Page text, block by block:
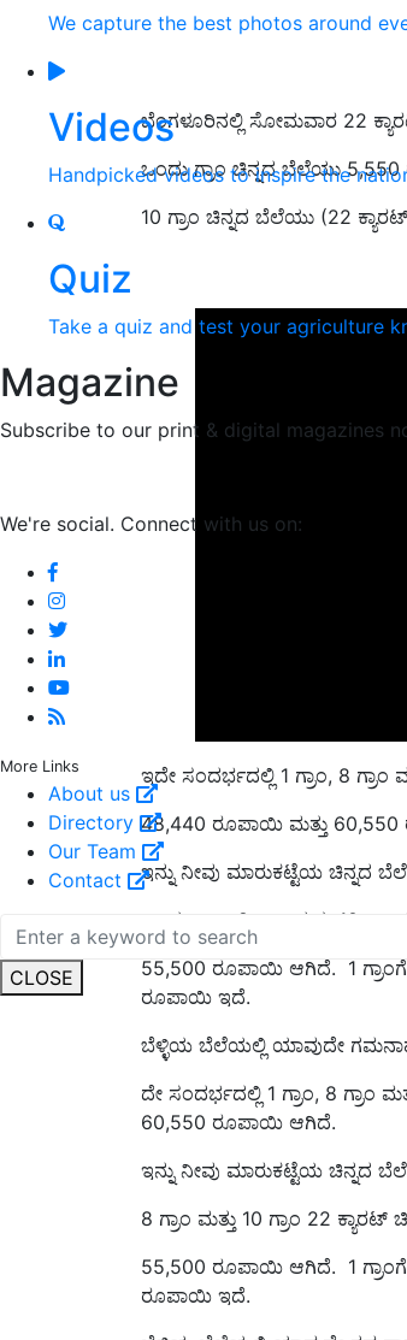
We capture the best photos around
Videos
Handpicked videos to inspire the
Quiz
Take a quiz and test your agriculture
Magazine
Subscribe to our print & digital magazines
We're social. Connect with us on:
More Links
About us
Directory
Our Team
Contact
CLOSE
ಬೆಂಗಳೂರಿನಲ್ಲಿ ಸೋಮವಾರ 22
ಒಂದು ಗ್ರಾಂ ಚಿನ್ನದ ಬೆಲೆಯು
10 ಗ್ರಾಂ ಚಿನ್ನದ ಬೆಲೆಯು (22
ಇದೇ ಸಂದರ್ಭದಲ್ಲಿ 1 ಗ್ರಾಂ, 8
48,440 ರೂಪಾಯಿ ಮತ್ತು
ಇನ್ನು ನೀವು ಮಾರುಕಟ್ಟೆಯ ಚಿನ್ನದ
ಒಂದು ಗ್ರಾಂ, 8 ಗ್ರಾಂ ಮತ್ತು 10
55,500 ರೂಪಾಯಿ ಆಗಿದೆ. 1
ರೂಪಾಯಿ ಇದೆ.
ದೇ ಸಂದರ್ಭದಲ್ಲಿ 1 ಗ್ರಾಂ, 8
60,550 ರೂಪಾಯಿ ಆಗಿದೆ.
8 ಗ್ರಾಂ ಮತ್ತು 10 ಗ್ರಾಂ 22
55,500 ರೂಪಾಯಿ ಆಗಿದೆ. 1
ರೂಪಾಯಿ ಇದೆ.